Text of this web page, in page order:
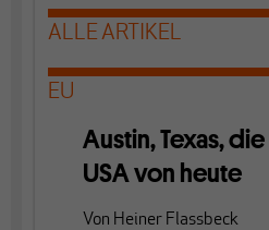
ALLE ARTIKEL
EU
Austin, Texas,
USA von heute
Von Heiner Flassbeck